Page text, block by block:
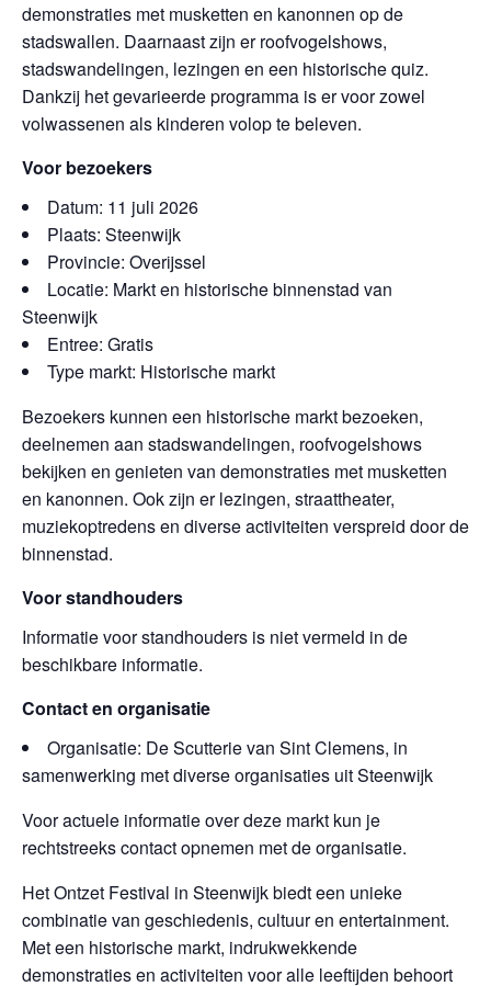
demonstraties met musketten en kanonnen op de
stadswallen. Daarnaast zijn er roofvogelshows,
stadswandelingen, lezingen en een historische quiz.
Dankzij het gevarieerde programma is er voor zowel
volwassenen als kinderen volop te beleven.
Voor bezoekers
Datum: 11 juli 2026
Plaats: Steenwijk
Provincie: Overijssel
Locatie: Markt en historische binnenstad van
Steenwijk
Entree: Gratis
Type markt: Historische markt
Bezoekers kunnen een historische markt bezoeken,
deelnemen aan stadswandelingen, roofvogelshows
bekijken en genieten van demonstraties met musketten
en kanonnen. Ook zijn er lezingen, straattheater,
muziekoptredens en diverse activiteiten verspreid door de
binnenstad.
Voor standhouders
Informatie voor standhouders is niet vermeld in de
beschikbare informatie.
Contact en organisatie
Organisatie: De Scutterie van Sint Clemens, in
samenwerking met diverse organisaties uit Steenwijk
Voor actuele informatie over deze markt kun je
rechtstreeks contact opnemen met de organisatie.
Het Ontzet Festival in Steenwijk biedt een unieke
combinatie van geschiedenis, cultuur en entertainment.
Met een historische markt, indrukwekkende
demonstraties en activiteiten voor alle leeftijden behoort